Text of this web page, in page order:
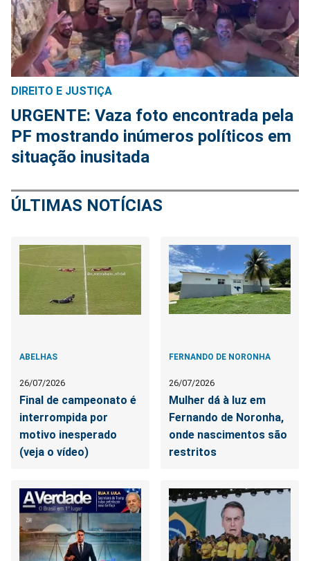
DIREITO E JUSTIÇA
URGENTE: Vaza foto encontrada pela
PF mostrando inúmeros políticos em
situação inusitada
ÚLTIMAS NOTÍCIAS
ABELHAS
26/07/2026
Final de campeonato é
interrompida por
motivo inesperado
(veja o vídeo)
FERNANDO DE NORONHA
26/07/2026
Mulher dá à luz em
Fernando de Noronha,
onde nascimentos são
restritos